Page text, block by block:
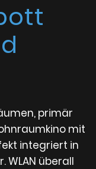
primär
mit
integriert in
WLAN überall